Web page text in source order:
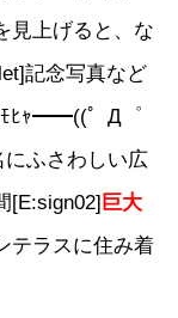
見上げると、な
記念写真など
ﾓﾋｬ━━((゜Д゜
ふさわしい広
[E:sign02] 巨大
テラスに住み着